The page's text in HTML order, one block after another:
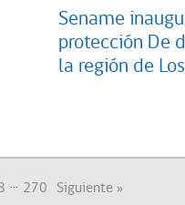
Sename
protección De
la región de
… 270 Siguiente »